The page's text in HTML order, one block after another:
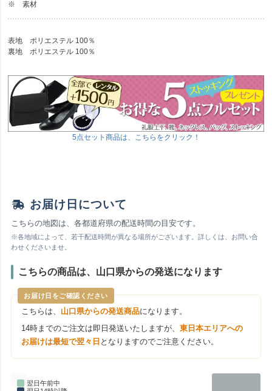
※ 素材
表地 ポリエステル 100％
裏地 ポリエステル 100％
5点セット商品は、こちらをクリック！
お届け日について
こちらの地図は、各都道府県の配送時間の目安です。
※各地域によって、若干配送時間が異なる場所がございます。詳しくは、お問い合
わせくださいませ。
こちらの商品は、山口県からの発送になります
お届け日をご確認ください
こちらは、 山口県からの発送商品になります。
14時までのご注文は即日発送いたしますが、東日本エリアへの
お届けは最短で翌々日 となりますのでご注意ください。
翌日午前中